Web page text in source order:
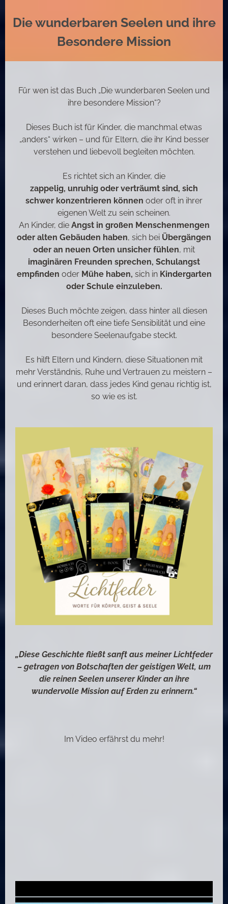
Die wunderbaren Seelen und ihre
Besondere Mission
Für wen ist das Buch „Die wunderbaren Seelen und
ihre besondere Mission“?
Dieses Buch ist für Kinder, die manchmal etwas
„anders“ wirken – und für Eltern, die ihr Kind besser
verstehen und liebevoll begleiten möchten.
Es richtet sich an Kinder, die
zappelig, unruhig oder verträumt sind, sich
schwer konzentrieren können oder oft in ihrer
eigenen Welt zu sein scheinen.
An Kinder, die Angst in großen Menschenmengen
oder alten Gebäuden haben, sich bei Übergängen
oder an neuen Orten unsicher fühlen, mit
imaginären Freunden sprechen, Schulangst
empfinden oder Mühe haben, sich inKindergarten
oder Schule einzuleben.
Dieses Buch möchte zeigen, dass hinter all diesen
Besonderheiten oft eine tiefe Sensibilität und eine
besondere Seelenaufgabe steckt.
Es hilft Eltern und Kindern, diese Situationen mit
mehr Verständnis, Ruhe und Vertrauen zu meistern –
und erinnert daran, dass jedes Kind genau richtig ist,
so wie es ist.
„Diese Geschichte fließt sanft aus meiner Lichtfeder
– getragen von Botschaften der geistigen Welt, um
die reinen Seelen unserer Kinder an ihre
wundervolle Mission auf Erden zu erinnern.“
Im Video erfährst du mehr!